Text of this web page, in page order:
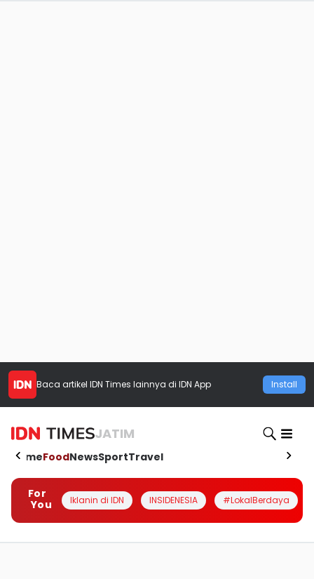
Baca artikel IDN Times lainnya di IDN App Install
JATIM
HomeFoodNewsSportTravel
For
You
Iklanin di IDN INSIDENESIA #LokalBerdaya